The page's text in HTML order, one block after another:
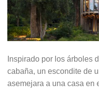
Inspirado por los árboles
cabaña, un escondite de
asemejara a una casa en